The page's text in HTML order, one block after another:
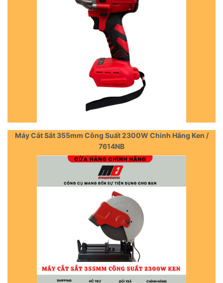
Máy Cắt Sắt 355mm Công Suất 2300W Chinh Hãng Ken /
7614NB